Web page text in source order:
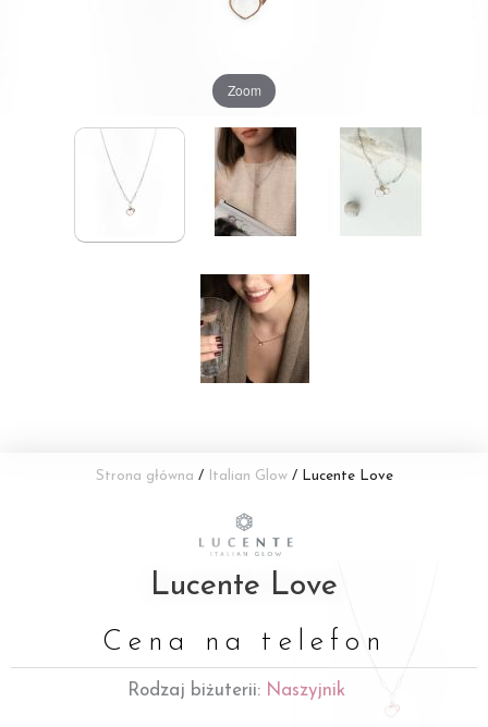
Zoom
Strona główna / Italian Glow/ Lucente Love
Lucente Love
Cena na telefon
Rodzaj biżuterii: Naszyjnik